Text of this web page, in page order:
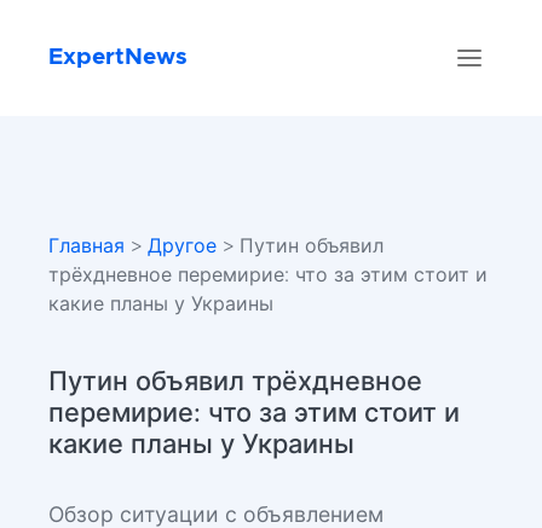
ExpertNews
Главная > Другое > Путин объявил
трёхдневное перемирие: что за этим стоит и
какие планы у Украины
Путин объявил трёхдневное
перемирие: что за этим стоит и
какие планы у Украины
Обзор ситуации с объявлением